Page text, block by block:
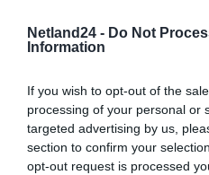
Netland24 - Do Not
Information
If you wish to opt-out of the
processing of your personal or
targeted advertising by us,
section to confirm your
opt-out request is processed
Nazwa:
Intel
M.2
Opis:
GB -
NVMe,
Win 11
- z 1